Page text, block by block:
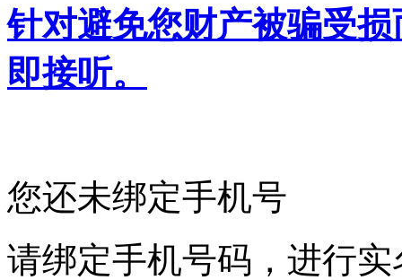
针对避免您财产被骗受
即接听。
您还未绑定手机号
请绑定手机号码，进行